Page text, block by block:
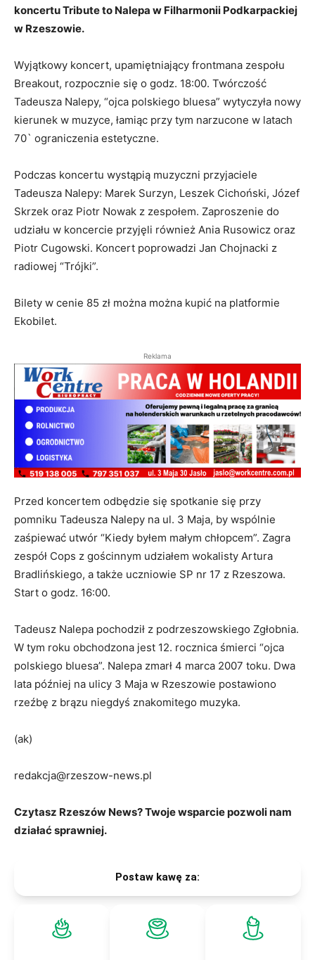
koncertu Tribute to Nalepa w Filharmonii Podkarpackiej
w Rzeszowie.
Wyjątkowy koncert, upamiętniający frontmana zespołu
Breakout, rozpocznie się o godz. 18:00. Twórczość
Tadeusza Nalepy, “ojca polskiego bluesa” wytyczyła nowy
kierunek w muzyce, łamiąc przy tym narzucone w latach
70` ograniczenia estetyczne.
Podczas koncertu wystąpią muzyczni przyjaciele
Tadeusza Nalepy: Marek Surzyn, Leszek Cichoński, Józef
Skrzek oraz Piotr Nowak z zespołem. Zaproszenie do
udziału w koncercie przyjęli również Ania Rusowicz oraz
Piotr Cugowski. Koncert poprowadzi Jan Chojnacki z
radiowej “Trójki”.
Bilety w cenie 85 zł można można kupić na platformie
Ekobilet.
Reklama
Przed koncertem odbędzie się spotkanie się przy
pomniku Tadeusza Nalepy na ul. 3 Maja, by wspólnie
zaśpiewać utwór “Kiedy byłem małym chłopcem”. Zagra
zespół Cops z gościnnym udziałem wokalisty Artura
Bradlińskiego, a także uczniowie SP nr 17 z Rzeszowa.
Start o godz. 16:00.
Tadeusz Nalepa pochodził z podrzeszowskiego Zgłobnia.
W tym roku obchodzona jest 12. rocznica śmierci “ojca
polskiego bluesa”. Nalepa zmarł 4 marca 2007 toku. Dwa
lata później na ulicy 3 Maja w Rzeszowie postawiono
rzeźbę z brązu niegdyś znakomitego muzyka.
(ak)
redakcja@rzeszow-news.pl
Czytasz Rzeszów News? Twoje wsparcie pozwoli nam
działać sprawniej.
Postaw kawę za: